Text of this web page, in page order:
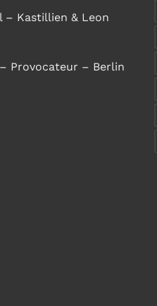
– Kastillien & Leon
Provocateur – Berlin